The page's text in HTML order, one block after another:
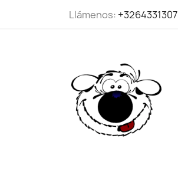
Llámenos: +3264331307